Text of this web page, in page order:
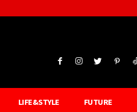
LIFE&STYLE FUTURE